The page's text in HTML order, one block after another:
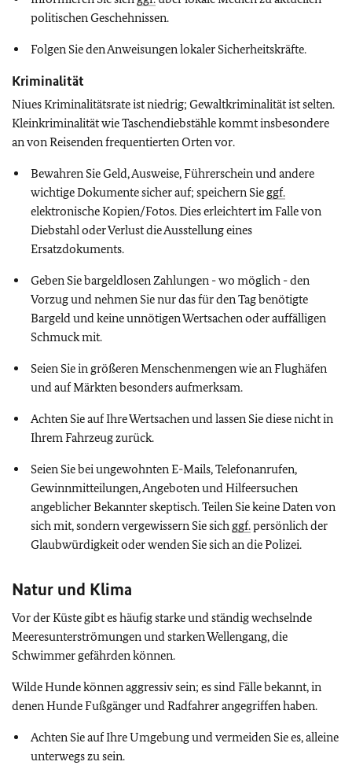
politischen Geschehnissen.
Folgen Sie den Anweisungen lokaler Sicherheitskräfte.
Kriminalität
Niues Kriminalitätsrate ist niedrig; Gewaltkriminalität ist selten.
Kleinkriminalität wie Taschendiebstähle kommt insbesondere
an von Reisenden frequentierten Orten vor.
Bewahren Sie Geld, Ausweise, Führerschein und andere
wichtige Dokumente sicher auf; speichern Sie ggf.
elektronische Kopien/Fotos. Dies erleichtert im Falle von
Diebstahl oder Verlust die Ausstellung eines
Ersatzdokuments.
Geben Sie bargeldlosen Zahlungen - wo möglich - den
Vorzug und nehmen Sie nur das für den Tag benötigte
Bargeld und keine unnötigen Wertsachen oder auffälligen
Schmuck mit.
Seien Sie in größeren Menschenmengen wie an Flughäfen
und auf Märkten besonders aufmerksam.
Achten Sie auf Ihre Wertsachen und lassen Sie diese nicht in
Ihrem Fahrzeug zurück.
Seien Sie bei ungewohnten E-Mails, Telefonanrufen,
Gewinnmitteilungen, Angeboten und Hilfeersuchen
angeblicher Bekannter skeptisch. Teilen Sie keine Daten von
sich mit, sondern vergewissern Sie sich ggf.persönlich der
Glaubwürdigkeit oder wenden Sie sich an die Polizei.
Natur und Klima
Vor der Küste gibt es häufig starke und ständig wechselnde
Meeresunterströmungen und starken Wellengang, die
Schwimmer gefährden können.
Wilde Hunde können aggressiv sein; es sind Fälle bekannt, in
denen Hunde Fußgänger und Radfahrer angegriffen haben.
Achten Sie auf Ihre Umgebung und vermeiden Sie es, alleine
unterwegs zu sein.